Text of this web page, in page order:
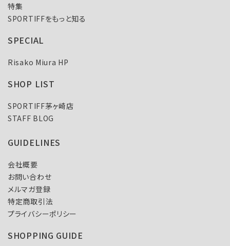
特集
SPORTIFFをもっと知る
SPECIAL
Risako Miura HP
SHOP LIST
SPORTIFF茅ヶ崎店
STAFF BLOG
GUIDELINES
会社概要
お問い合わせ
メルマガ登録
特定商取引法
プライバシーポリシー
SHOPPING GUIDE